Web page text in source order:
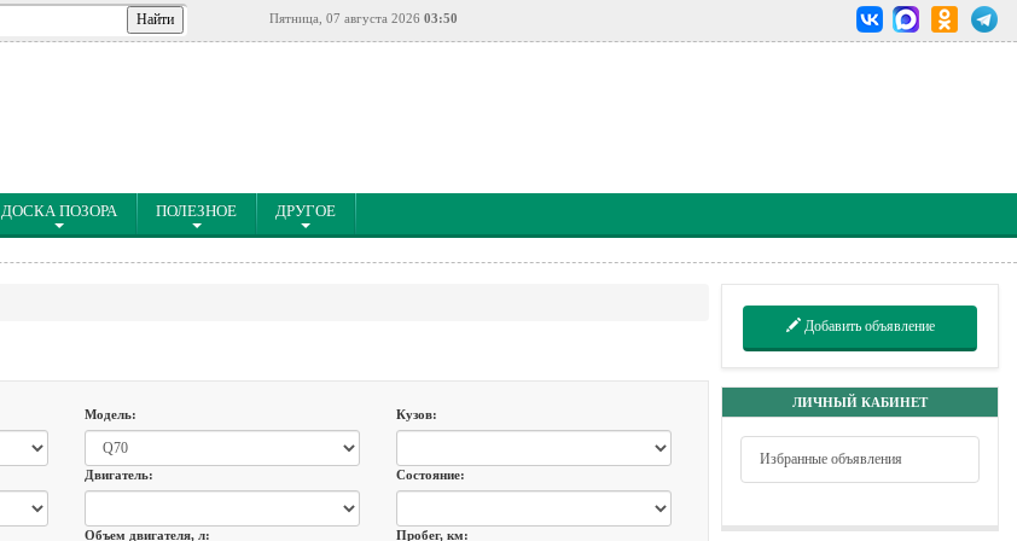
Пятница, 07 августа 2026 03:50
ДОСКА ПОЗОРА ПОЛЕЗНОЕ ДРУГОЕ
Добавить объявление
ЛИЧНЫЙ КАБИНЕТ
Избранные объявления
Модель: Кузов:
Двигатель: Состояние:
Объем двигателя, л: Пробег, км: